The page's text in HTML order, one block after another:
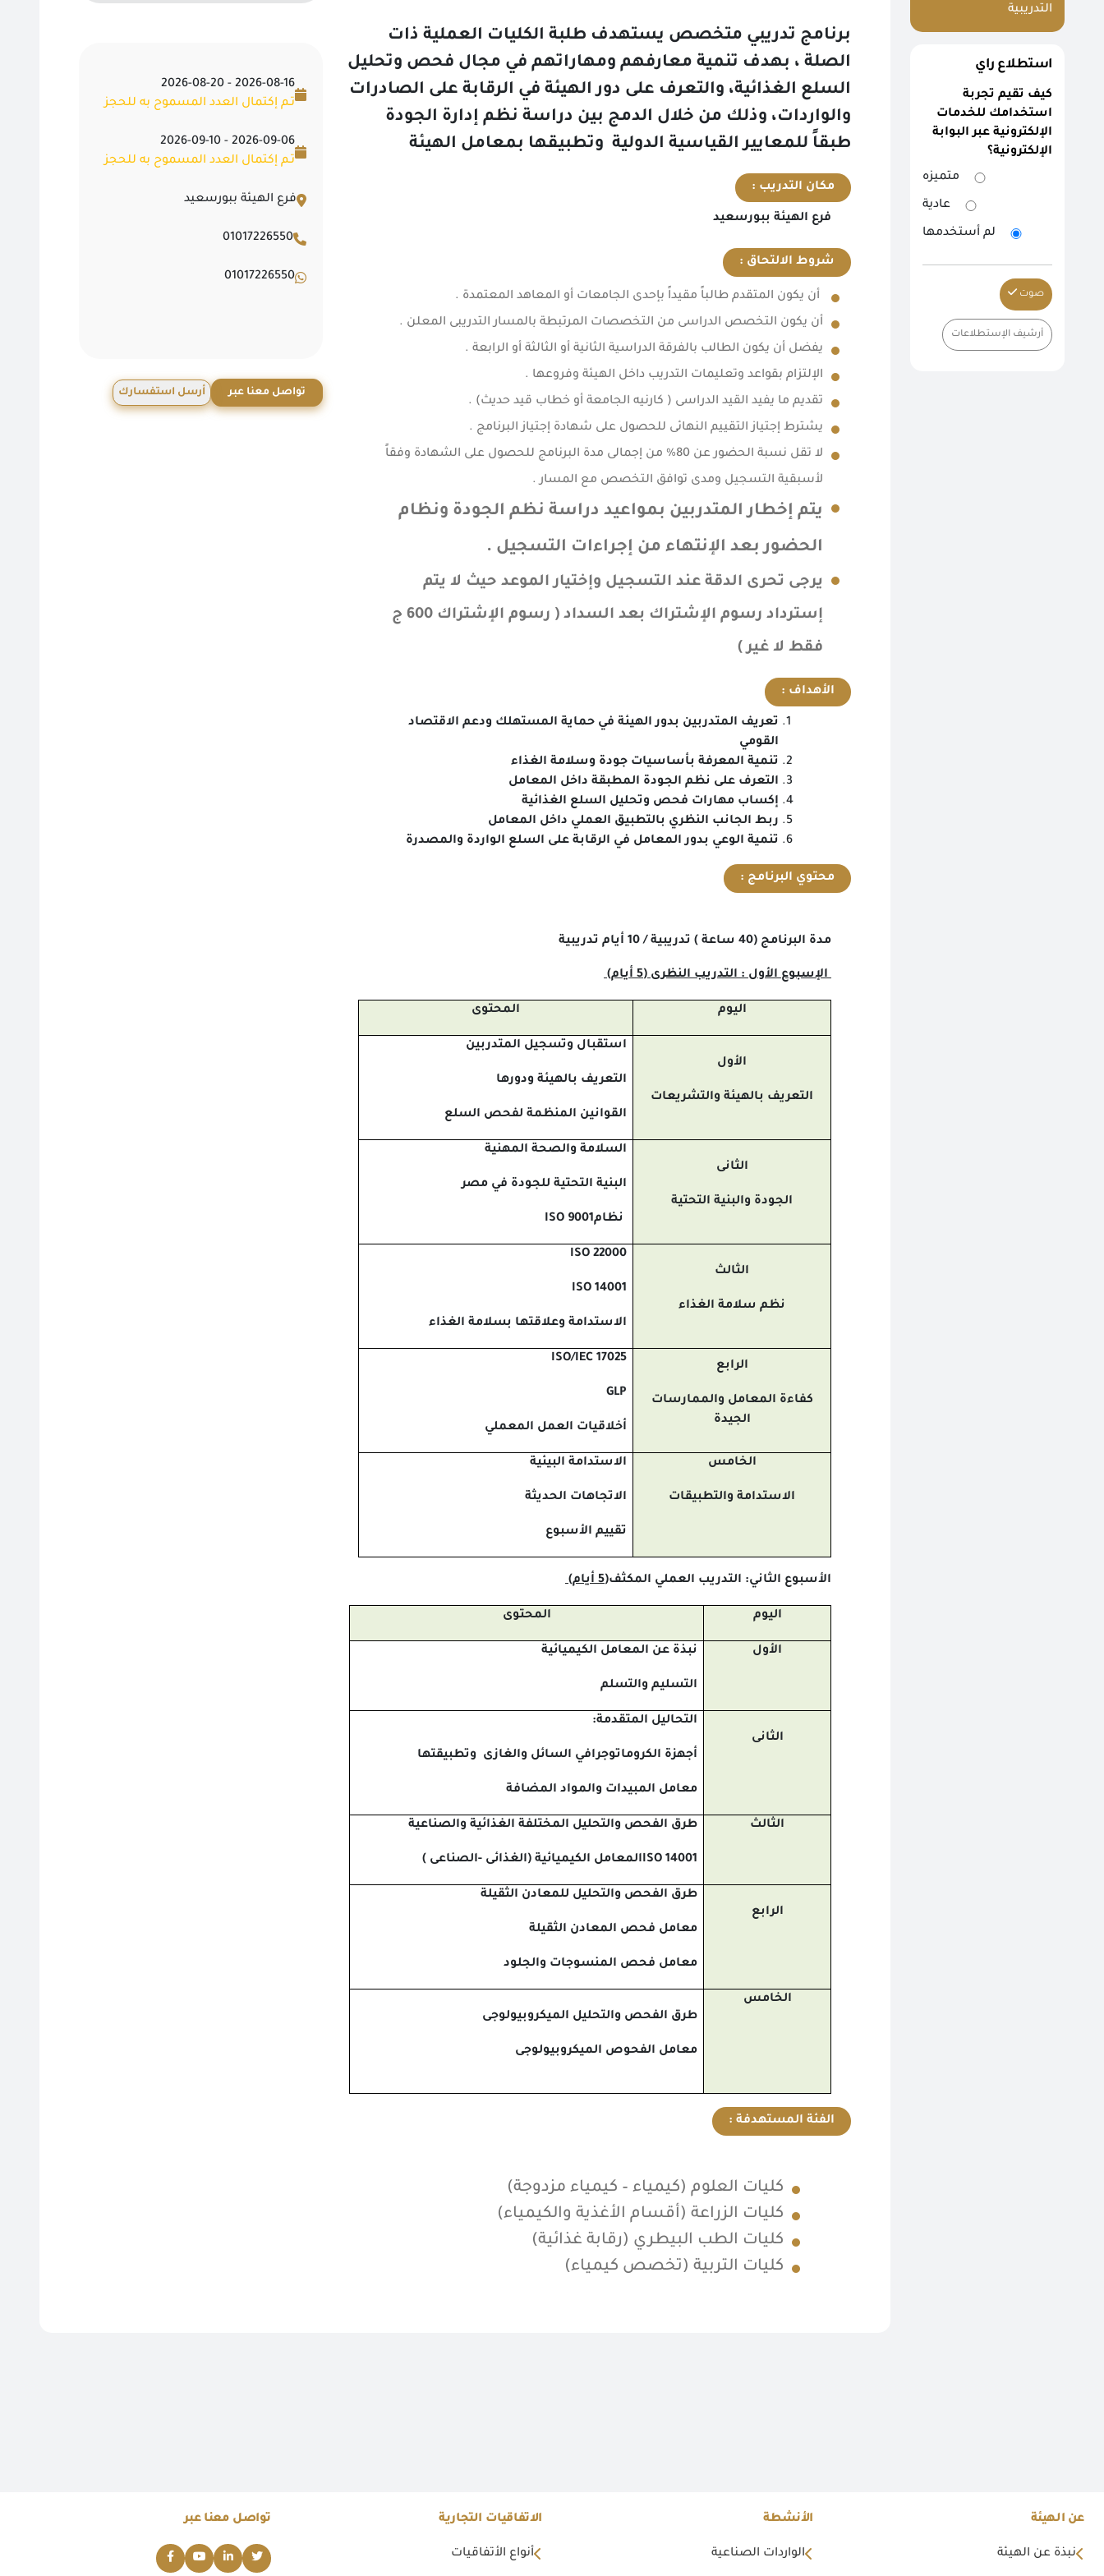
التدريبية
استطلاع راي
كيف تقيم تجربة
استخدامك للخدمات
الإلكترونية عبر البوابة
الإلكترونية؟
متميزه
عادية
لم أستخدمها
صوت
أرشيف الإستطلاعات
برنامج تدريبي متخصص يستهدف طلبة الكليات العملية ذات
الصلة ، بهدف تنمية معارفهم ومهاراتهم في مجال فحص وتحليل
السلع الغذائية، والتعرف على دور الهيئة في الرقابة على الصادرات
والواردات، وذلك من خلال الدمج بين دراسة نظم إدارة الجودة
طبقاً للمعايير القياسية الدولية وتطبيقها بمعامل الهيئة
مكان التدريب :
فرع الهيئة ببورسعيد
شروط الالتحاق :
أن يكون المتقدم طالباً مقيداً بإحدى الجامعات أو المعاهد المعتمدة .
أن يكون التخصص الدراسى من التخصصات المرتبطة بالمسار التدريبى المعلن .
يفضل أن يكون الطالب بالفرقة الدراسية الثانية أو الثالثة أو الرابعة .
الإلتزام بقواعد وتعليمات التدريب داخل الهيئة وفروعها .
تقديم ما يفيد القيد الدراسى ( كارنيه الجامعة أو خطاب قيد حديث) .
يشترط إجتياز التقييم النهائى للحصول على شهادة إجتياز البرنامج .
لا تقل نسبة الحضور عن 80% من إجمالى مدة البرنامج للحصول على الشهادة وفقاً
لأسبقية التسجيل ومدى توافق التخصص مع المسار .
يتم إخطار المتدربين بمواعيد دراسة نظم الجودة ونظام
الحضور بعد الإنتهاء من إجراءات التسجيل .
يرجى تحرى الدقة عند التسجيل وإختيار الموعد حيث لا يتم
إسترداد رسوم الإشتراك بعد السداد ( رسوم الإشتراك 600 ج
فقط لا غير )
الأهداف :
تعريف المتدربين بدور الهيئة في حماية المستهلك ودعم الاقتصاد
القومي
تنمية المعرفة بأساسيات جودة وسلامة الغذاء
التعرف على نظم الجودة المطبقة داخل المعامل
إكساب مهارات فحص وتحليل السلع الغذائية
ربط الجانب النظري بالتطبيق العملي داخل المعامل
تنمية الوعي بدور المعامل في الرقابة على السلع الواردة والمصدرة
محتوي البرنامج :
مدة البرنامج (40 ساعة ) تدريبية / 10 أيام تدريبية
الإسبوع الأول : التدريب النظرى (5 أيام)
اليوم المحتوى
الأول
التعريف بالهيئة والتشريعات
استقبال وتسجيل المتدربين
التعريف بالهيئة ودورها
القوانين المنظمة لفحص السلع
الثانى
الجودة والبنية التحتية
السلامة والصحة المهنية
البنية التحتية للجودة في مصر
ISO 9001
الثالث
نظم سلامة الغذاء
ISO 22000
ISO 14001
الاستدامة وعلاقتها بسلامة الغذاء
الرابع
كفاءة المعامل والممارسات
الجيدة
ISO/IEC 17025
GLP
أخلاقيات العمل المعملي
الخامس
الاستدامة والتطبيقات
الاستدامة البيئية
الاتجاهات الحديثة
تقييم الأسبوع
الأسبوع الثاني: التدريب العملي المكثف(5 أيام)
اليوم المحتوى
الأول نبذة عن المعامل الكيميائية
التسليم والتسلم
الثانى
التحاليل المتقدمة:
أجهزة الكروماتوجرافي السائل والغازى وتطبيقتها
معامل المبيدات والمواد المضافة
الثالث طرق الفحص والتحليل المختلفة الغذائية والصناعية
ISO 14001المعامل الكيميائية (الغذائى -الصناعى )
الرابع
طرق الفحص والتحليل للمعادن الثقيلة
معامل فحص المعادن الثقيلة
معامل فحص المنسوجات والجلود
الخامس
طرق الفحص والتحليل الميكروبيولوجى
معامل الفحوص الميكروبيولوجى
الفئة المستهدفة :
كليات العلوم (كيمياء – كيمياء مزدوجة)
كليات الزراعة (أقسام الأغذية والكيمياء)
كليات الطب البيطري (رقابة غذائية)
كليات التربية (تخصص كيمياء)
2026-08-16 - 2026-08-20
تـم إكتمال العدد المسموح به للحجز
2026-09-06 - 2026-09-10
تـم إكتمال العدد المسموح به للحجز
فرع الهيئة ببورسعيد
01017226550
01017226550
تواصل معنا عبر أرسل استفسارك
عن الهيئة
نبذة عن الهيئة
الأنشطة
الواردات الصناعية
الاتفاقيات التجارية
أنواع الأتفاقيات
تواصل معنا عبر